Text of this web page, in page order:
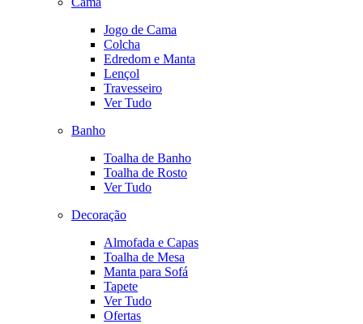
Jogo de Cama
Colcha
Edredom e Manta
Lençol
Travesseiro
Ver Tudo
Banho
Toalha de Banho
Toalha de Rosto
Ver Tudo
Decoração
Almofada e Capas
Toalha de Mesa
Manta para Sofá
Tapete
Ver Tudo
Ofertas